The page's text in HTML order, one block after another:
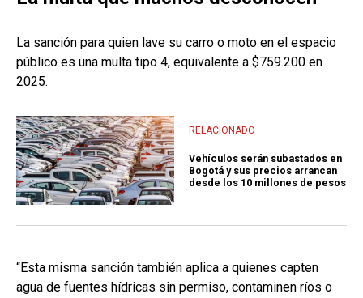
La sanción para quien lave su carro o moto en el espacio
público es una multa tipo 4, equivalente a $759.200 en
2025.
RELACIONADO
Vehículos serán subastados en
Bogotá y sus precios arrancan
desde los 10 millones de pesos
“Esta misma sanción también aplica a quienes capten
agua de fuentes hídricas sin permiso, contaminen ríos o